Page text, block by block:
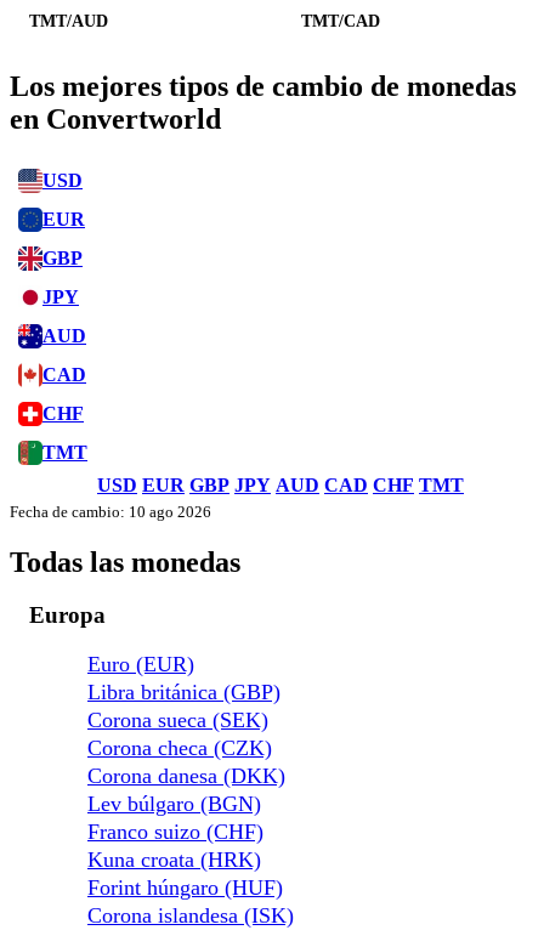
TMT/AUD TMT/CAD
Los mejores tipos de cambio de monedas
en Convertworld
USD
EUR
GBP
JPY
AUD
CAD
CHF
TMT
USD EUR GBP JPY AUD CAD CHF TMT
Fecha de cambio: 10 ago 2026
Todas las monedas
Europa
Euro (EUR)
Libra británica (GBP)
Corona sueca (SEK)
Corona checa (CZK)
Corona danesa (DKK)
Lev búlgaro (BGN)
Franco suizo (CHF)
Kuna croata (HRK)
Forint húngaro (HUF)
Corona islandesa (ISK)